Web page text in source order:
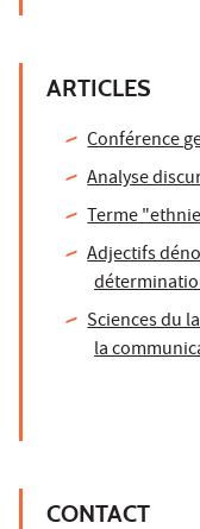
ARTICLES
Conférence
Analyse
Terme
Adjectifs
Sciences du
la
CONTACT